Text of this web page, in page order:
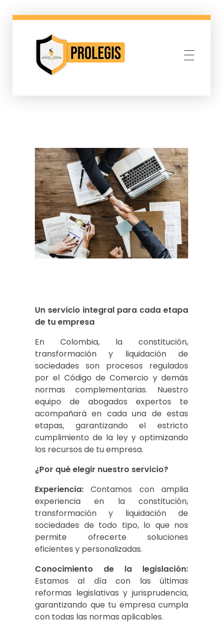
Un servicio integral para cada etapa
de tu empresa
En Colombia, la constitución,
transformación y liquidación de
sociedades son procesos regulados
por el Código de Comercio y demás
normas complementarias. Nuestro
equipo de abogados expertos te
acompañará en cada una de estas
etapas, garantizando el estricto
cumplimiento de la ley y optimizando
los recursos de tu empresa.
¿Por qué elegir nuestro servicio?
Experiencia: Contamos con amplia
experiencia en la constitución,
transformación y liquidación de
sociedades de todo tipo, lo que nos
permite ofrecerte soluciones
eficientes y personalizadas.
Conocimiento de la legislación:
Estamos al día con las últimas
reformas legislativas y jurisprudencia,
garantizando que tu empresa cumpla
con todas las normas aplicables.